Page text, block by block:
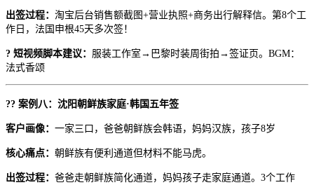
出签过程： 淘宝后台销售额截图+营业执照+商务出行解释信。第8个工
作日，法国申根45天多次签！
? 短视频脚本建议： 服装工作室→巴黎时装周街拍→签证页。BGM：
法式香颂
?? 案例八：沈阳朝鲜族家庭·韩国五年签
客户画像： 一家三口，爸爸朝鲜族会韩语，妈妈汉族，孩子8岁
核心痛点： 朝鲜族有便利通道但材料不能马虎。
出签过程： 爸爸走朝鲜族简化通道，妈妈孩子走家庭通道。3个工作